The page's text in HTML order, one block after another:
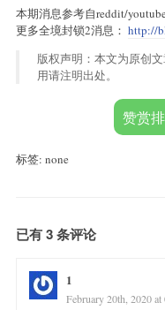
本期消息参考自reddit/
更多全境封锁2消息： http://
版权声明：本文为原创
用请注明出处。
赞赏
标签: none
已有 3 条评论
1
February 20th, 2020 at